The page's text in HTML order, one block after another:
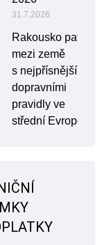
31.7.2026
Rakousko patří
mezi země
s nejpřísnějšími
dopravními
pravidly ve
střední Evropě